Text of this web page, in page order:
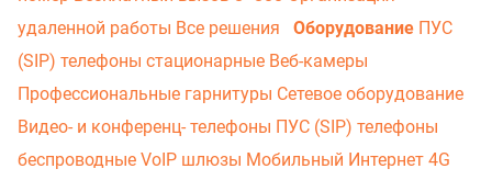
удаленной работы Все решения Оборудование ПУС
(SIP) телефоны стационарные Веб-камеры
Профессиональные гарнитуры Сетевое оборудование
Видео- и конференц- телефоны ПУС (SIP) телефоны
беспроводные VoIP шлюзы Мобильный Интернет 4G